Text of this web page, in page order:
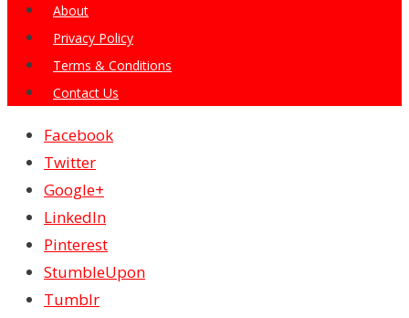
About
Privacy Policy
Terms & Conditions
Contact Us
Facebook
Twitter
Google+
LinkedIn
Pinterest
StumbleUpon
Tumblr